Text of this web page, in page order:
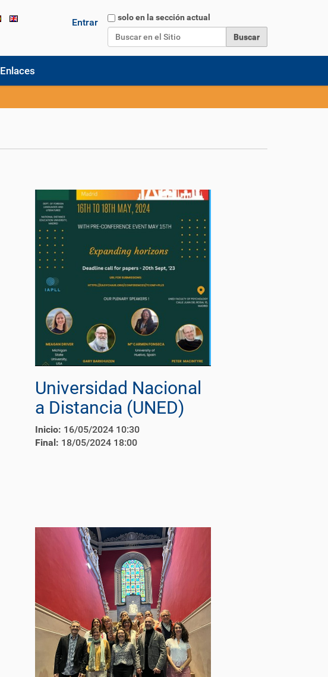
Buscar
solo en la sección actual
Entrar
Enlaces
Universidad Nacional
a Distancia (UNED)
Inicio: 16/05/2024 10:30
Final: 18/05/2024 18:00